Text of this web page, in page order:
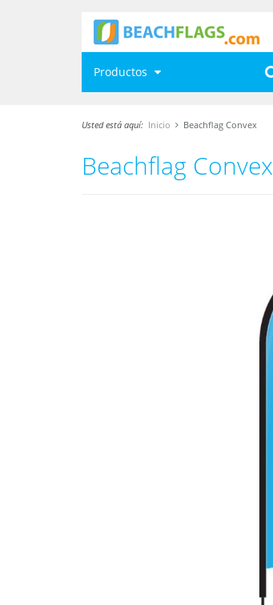
Productos
Usted está aquí: Inicio Beachflag Convex
Beachflag Convex